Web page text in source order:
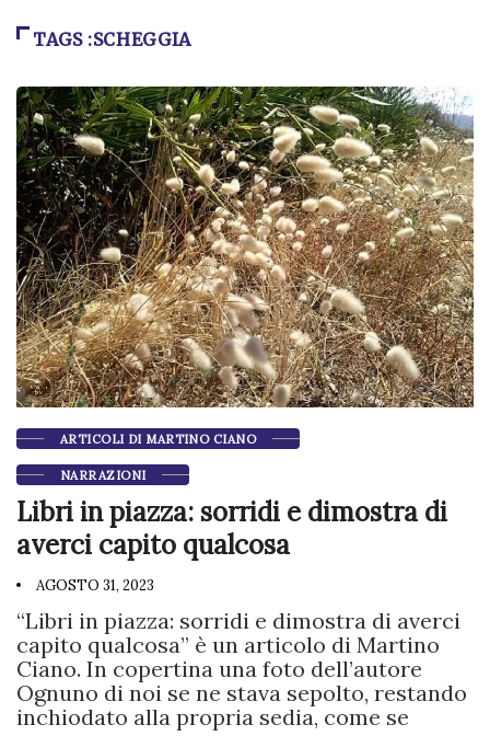
TAGS :SCHEGGIA
ARTICOLI DI MARTINO CIANO
NARRAZIONI
Libri in piazza: sorridi e dimostra di
averci capito qualcosa
AGOSTO 31, 2023
“Libri in piazza: sorridi e dimostra di averci
capito qualcosa” è un articolo di Martino
Ciano. In copertina una foto dell’autore
Ognuno di noi se ne stava sepolto, restando
inchiodato alla propria sedia, come se